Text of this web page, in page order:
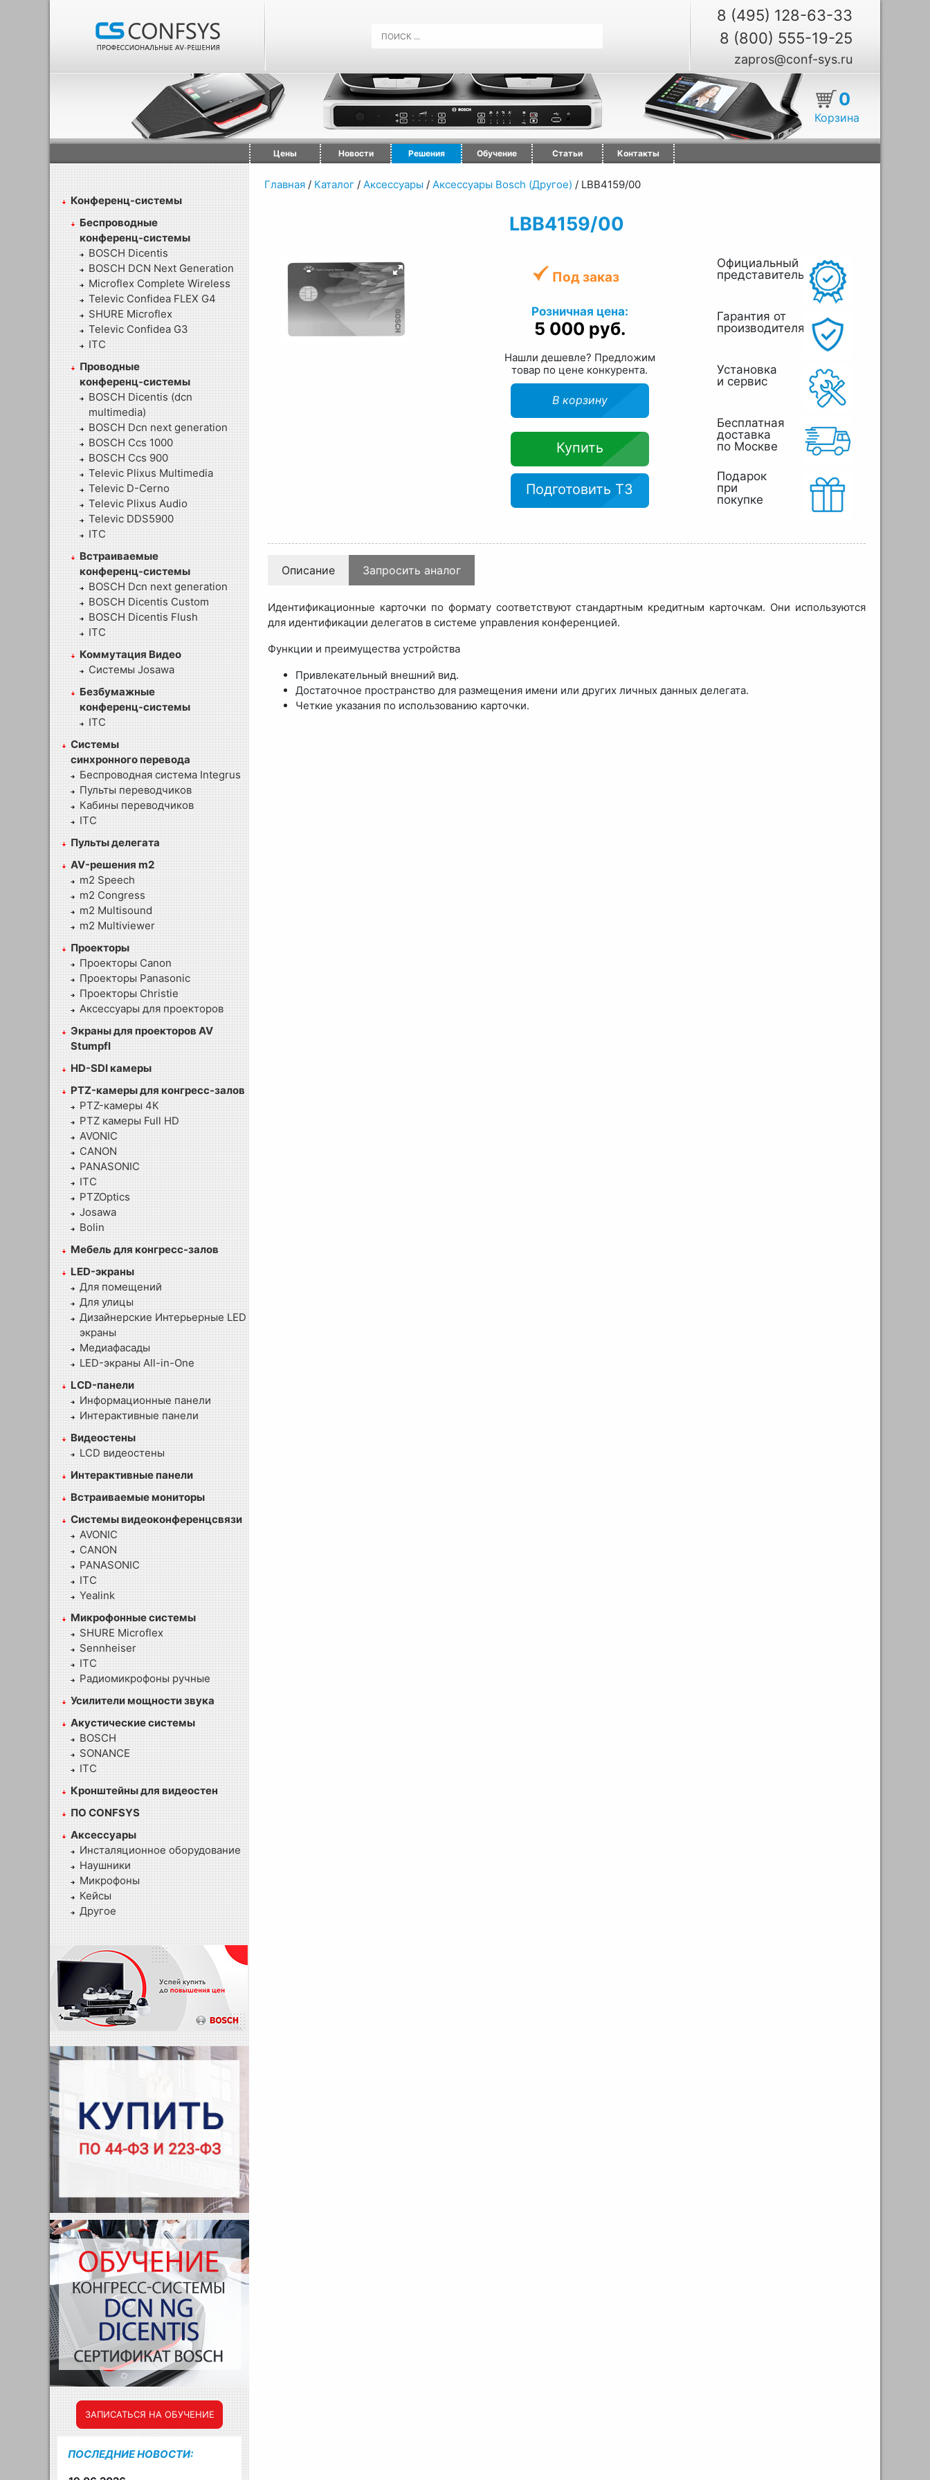
8 (495) 128-63-33
8 (800) 555-19-25
zapros@conf-sys.ru
0
Корзина
Цены Новости Решения Обучение Статьи Контакты
Конференц-системы
Беспроводные
конференц-системы
BOSCH Dicentis
BOSCH DCN Next Generation
Microflex Complete Wireless
Televic Confidea FLEX G4
SHURE Microflex
Televic Confidea G3
ITC
Проводные
конференц-системы
BOSCH Dicentis (dcn
multimedia)
BOSCH Dcn next generation
BOSCH Ccs 1000
BOSCH Ccs 900
Televic Plixus Multimedia
Televic D-Cerno
Televic Plixus Audio
Televic DDS5900
ITC
Встраиваемые
конференц-системы
BOSCH Dcn next generation
BOSCH Dicentis Custom
BOSCH Dicentis Flush
ITC
Коммутация Видео
Системы Josawa
Безбумажные
конференц-системы
ITC
Системы
синхронного перевода
Беспроводная система Integrus
Пульты переводчиков
Кабины переводчиков
ITC
Пульты делегата
AV-решения m2
m2 Speech
m2 Congress
m2 Multisound
m2 Multiviewer
Проекторы
Проекторы Canon
Проекторы Panasonic
Проекторы Christie
Аксессуары для проекторов
Экраны для проекторов AV
Stumpfl
HD-SDI камеры
PTZ-камеры для конгресс-залов
PTZ-камеры 4К
PTZ камеры Full HD
AVONIC
CANON
PANASONIC
ITC
PTZOptics
Josawa
Bolin
Мебель для конгресс-залов
LED-экраны
Для помещений
Для улицы
Дизайнерские Интерьерные LED
экраны
Медиафасады
LED-экраны All-in-One
LCD-панели
Информационные панели
Интерактивные панели
Видеостены
LCD видеостены
Интерактивные панели
Встраиваемые мониторы
Системы видеоконференцсвязи
AVONIC
CANON
PANASONIC
ITC
Yealink
Микрофонные системы
SHURE Microflex
Sennheiser
ITC
Радиомикрофоны ручные
Усилители мощности звука
Акустические системы
BOSCH
SONANCE
ITC
Кронштейны для видеостен
ПО CONFSYS
Аксессуары
Инсталяционное оборудование
Наушники
Микрофоны
Кейсы
Другое
ЗАПИСАТЬСЯ НА ОБУЧЕНИЕ
ПОСЛЕДНИЕ НОВОСТИ:
Главная / Каталог / Аксессуары / Аксессуары Bosch (Другое) / LBB4159/00
LBB4159/00
Под заказ
Розничная цена:
5 000 руб.
Нашли дешевле? Предложим
товар по цене конкурента.
В корзину
Купить
Подготовить ТЗ
Официальный
представитель
Гарантия от
производителя
Установка
и сервис
Бесплатная
доставка
по Москве
Подарок
при
покупке
Описание Запросить аналог
Идентификационные карточки по формату соответствуют стандартным кредитным карточкам. Они используются
для идентификации делегатов в системе управления конференцией.
Функции и преимущества устройства
Привлекательный внешний вид.
Достаточное пространство для размещения имени или других личных данных делегата.
Четкие указания по использованию карточки.